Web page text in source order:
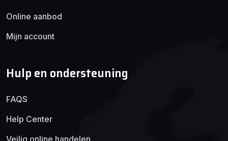
Online aanbod
Mijn account
Hulp en ondersteuning
FAQS
Help Center
Veilig online handelen